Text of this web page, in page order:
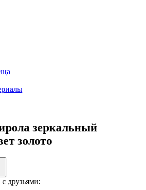
зеркальный
золото
друзьями: